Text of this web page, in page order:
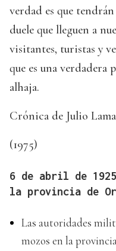
verdad es que
duele que lleguen a
visitantes, turistas y
que es una verdadera
alhaja.
Crónica de Julio Lama
(1975)
6 de abril de
la provincia de
Las autoridades
mozos en la